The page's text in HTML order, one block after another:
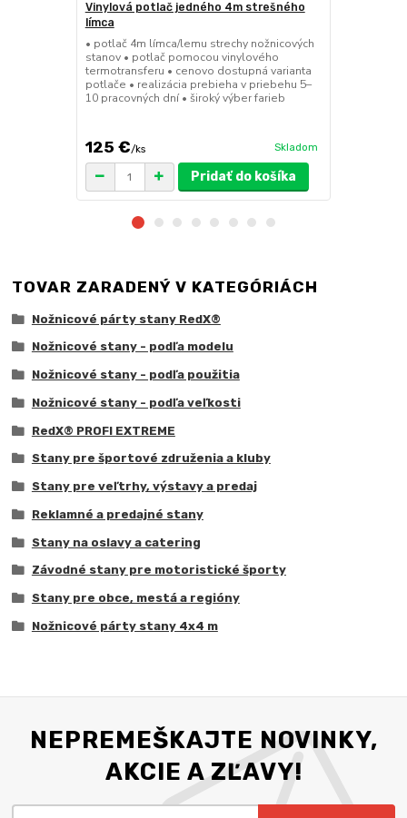
Vinylová potlač jedného 4m strešného
límca
• potlač 4m límca/lemu strechy nožnicových
stanov • potlač pomocou vinylového
termotransferu • cenovo dostupná varianta
potlače • realizácia prebieha v priebehu 5–
10 pracovných dní • široký výber farieb
125 €/ks Skladom
Pridať do košíka
TOVAR ZARADENÝ V KATEGÓRIÁCH
Nožnicové párty stany RedX®
Nožnicové stany - podľa modelu
Nožnicové stany - podľa použitia
Nožnicové stany - podľa veľkosti
RedX® PROFI EXTREME
Stany pre športové združenia a kluby
Stany pre veľtrhy, výstavy a predaj
Reklamné a predajné stany
Stany na oslavy a catering
Závodné stany pre motoristické športy
Stany pre obce, mestá a regióny
Nožnicové párty stany 4x4 m
NEPREMEŠKAJTE NOVINKY,
AKCIE A ZĽAVY!